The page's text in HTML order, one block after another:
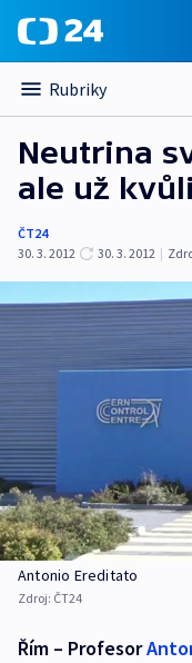
Rubriky
Neutrina
ale už
ČT24
30. 3. 2012
30. 3. 2012 |
Antonio Ereditato
Zdroj: ČT24
Řím – Profesor